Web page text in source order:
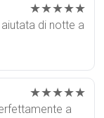
★★★★★
di notte a
★★★★★
a